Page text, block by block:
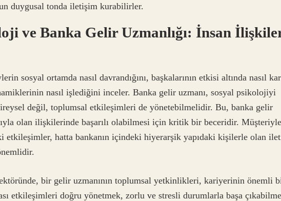
duygusal tonda iletişim kurabilirler.
ve Banka Gelir Uzmanlığı: İnsan
sosyal ortamda nasıl davrandığını, başkalarının etkisi altında nasıl
nasıl işlediğini inceler. Banka gelir uzmanı, sosyal psikolojiyi
değil, toplumsal etkileşimleri de yönetebilmelidir. Bu, banka gelir
olan ilişkilerinde başarılı olabilmesi için kritik bir beceridir. Müşteriyle
etkileşimler, hatta bankanın içindeki hiyerarşik yapıdaki kişilerle olan
bir gelir uzmanının toplumsal yetkinlikleri, kariyerinin önemli
etkileşimleri doğru yönetmek, zorlu ve stresli durumlarla başa